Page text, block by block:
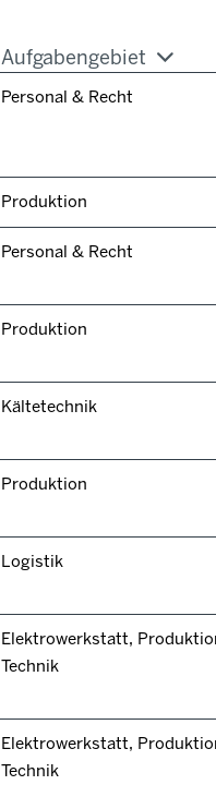
Aufgabengebiet
Personal & Recht
Produktion
Personal & Recht
Produktion
Kältetechnik
Produktion
Logistik
Elektrowerkstatt,
Technik
Elektrowerkstatt,
Technik